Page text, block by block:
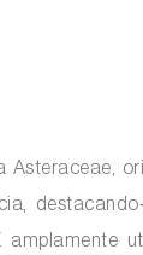
Asteraceae,
amplamente